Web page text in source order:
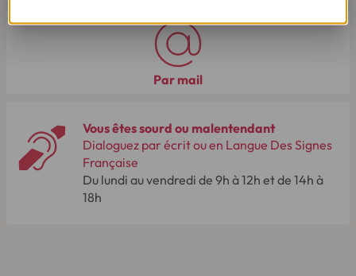
Par mail
Vous êtes sourd ou malentendant
Dialoguez par écrit ou en Langue Des Signes
Française
Du lundi au vendredi de 9h à 12h et de 14h à
18h